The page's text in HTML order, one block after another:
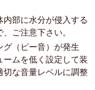
部に水分が侵入する
ご注意下さい。
グ（ピー音）が発生
ームを低く設定して装
切な音量レベルに調整